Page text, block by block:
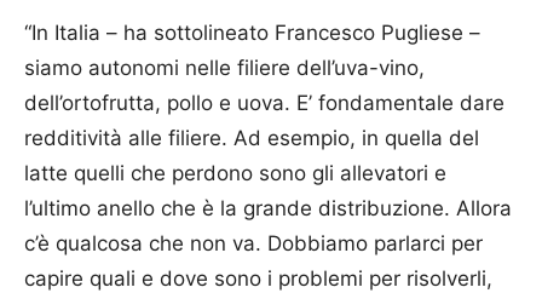
“In Italia – ha sottolineato Francesco Pugliese –
siamo autonomi nelle filiere dell’uva-vino,
dell’ortofrutta, pollo e uova. E’ fondamentale dare
redditività alle filiere. Ad esempio, in quella del
latte quelli che perdono sono gli allevatori e
l’ultimo anello che è la grande distribuzione. Allora
c’è qualcosa che non va. Dobbiamo parlarci per
capire quali e dove sono i problemi per risolverli,